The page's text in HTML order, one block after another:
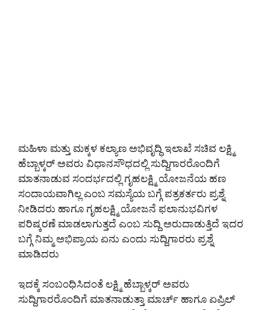
ಮಹಿಳಾ ಮತ್ತು ಮಕ್ಕಳ ಕಲ್ಯಾಣ ಅಭಿವೃದ್ಧಿ ಇಲಾಖೆ ಸಚಿವ ಲಕ್ಷ್ಮಿ
ಹೆಬ್ಬಾಳ್ಕರ್ ಅವರು ವಿಧಾನಸೌಧದಲ್ಲಿ ಸುದ್ದಿಗಾರರೊಂದಿಗೆ
ಮಾತನಾಡುವ ಸಂದರ್ಭದಲ್ಲಿ ಗೃಹಲಕ್ಷ್ಮಿ ಯೋಜನೆಯ ಹಣ
ಸಂದಾಯವಾಗಿಲ್ಲ ಎಂಬ ಸಮಸ್ಯೆಯ ಬಗ್ಗೆ ಪತ್ರಕರ್ತರು ಪ್ರಶ್ನೆ
ನೀಡಿದರು ಹಾಗೂ ಗೃಹಲಕ್ಷ್ಮಿ ಯೋಜನೆ ಫಲಾನುಭವಿಗಳ
ಪರಿಷ್ಕರಣೆ ಮಾಡಲಾಗುತ್ತದೆ ಎಂಬ ಸುದ್ದಿ ಅರುದಾಡುತ್ತಿದೆ ಇದರ
ಬಗ್ಗೆ ನಿಮ್ಮ ಅಭಿಪ್ರಾಯ ಏನು ಎಂದು ಸುದ್ದಿಗಾರರು ಪ್ರಶ್ನೆ
ಮಾಡಿದರು
ಇದಕ್ಕೆ ಸಂಬಂಧಿಸಿದಂತೆ ಲಕ್ಷ್ಮಿ ಹೆಬ್ಬಾಳ್ಕರ್ ಅವರು
ಸುದ್ದಿಗಾರರೊಂದಿಗೆ ಮಾತನಾಡುತ್ತಾ ಮಾರ್ಚ್ ಹಾಗೂ ಏಪ್ರಿಲ್